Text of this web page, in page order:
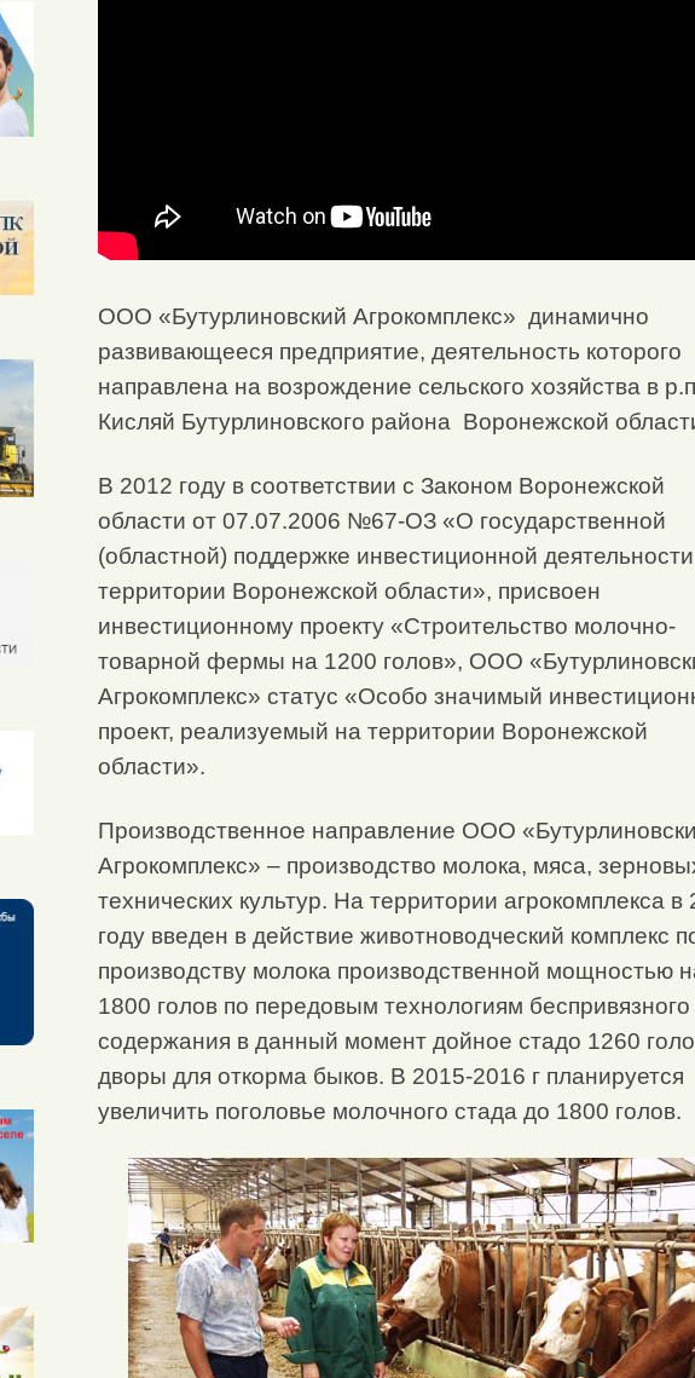
ООО «Бутурлиновский Агрокомплекс» динамично
развивающееся предприятие, деятельность которого
направлена на возрождение сельского хозяйства в
Кисляй Бутурлиновского района Воронежской
В 2012 году в соответствии с Законом Воронежской
области от 07.07.2006 №67-ОЗ «О государственной
(областной) поддержке инвестиционной
территории Воронежской области», присвоен
инвестиционному проекту «Строительство молочно-
товарной фермы на 1200 голов», ООО
Агрокомплекс» статус «Особо значимый
проект, реализуемый на территории Воронежской
области».
Производственное направление ООО
Агрокомплекс» – производство молока, мяса,
технических культур. На территории агрокомплекса в
году введен в действие животноводческий комплекс
производству молока производственной мощностью
1800 голов по передовым технологиям беспривязного
содержания в данный момент дойное стадо 1260
дворы для откорма быков. В 2015-2016 г планируется
увеличить поголовье молочного стада до 1800 голов.